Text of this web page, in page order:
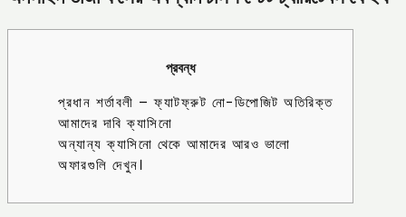
প্রবন্ধ
প্রধান শর্তাবলী – ফ্যাটফ্রুট নো-ডিপোজিট অতিরিক্ত
আমাদের দাবি ক্যাসিনো
অন্যান্য ক্যাসিনো থেকে আমাদের আরও ভালো
অফারগুলি দেখুন।